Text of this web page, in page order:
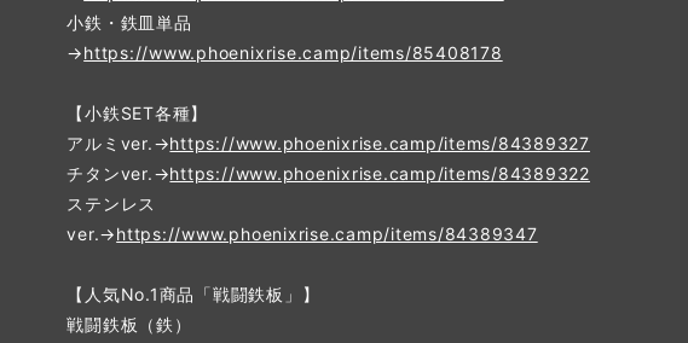
小鉄・鉄皿単品
→https://www.phoenixrise.camp/items/85408178
【小鉄SET各種】
アルミver.→https://www.phoenixrise.camp/items/84389327
チタンver.→https://www.phoenixrise.camp/items/84389322
ステンレス
ver.→https://www.phoenixrise.camp/items/84389347
【人気No.1商品「戦闘鉄板」】
戦闘鉄板（鉄）